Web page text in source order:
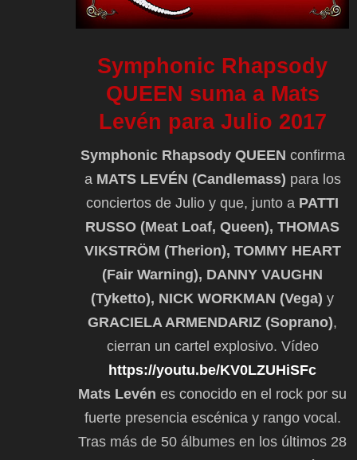
Symphonic Rhapsody
QUEEN suma a Mats
Levén para Julio 2017
Symphonic Rhapsody QUEEN confirma
a MATS LEVÉN (Candlemass) para los
conciertos de Julio y que, junto a PATTI
RUSSO (Meat Loaf, Queen), THOMAS
VIKSTRÖM (Therion), TOMMY HEART
(Fair Warning), DANNY VAUGHN
(Tyketto), NICK WORKMAN (Vega) y
GRACIELA ARMENDARIZ (Soprano),
cierran un cartel explosivo. Vídeo
https://youtu.be/KV0LZUHiSFc
Mats Levén es conocido en el rock por su
fuerte presencia escénica y rango vocal.
Tras más de 50 álbumes en los últimos 28